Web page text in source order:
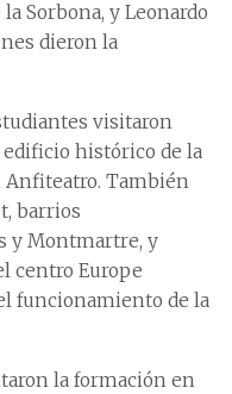
Sorbona, y Leonardo
dieron la
visitaron
histórico de la
Anfiteatro. También
barrios
y Montmartre, y
centro Europe
funcionamiento de la
la formación en